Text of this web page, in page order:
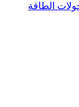
الطاقة